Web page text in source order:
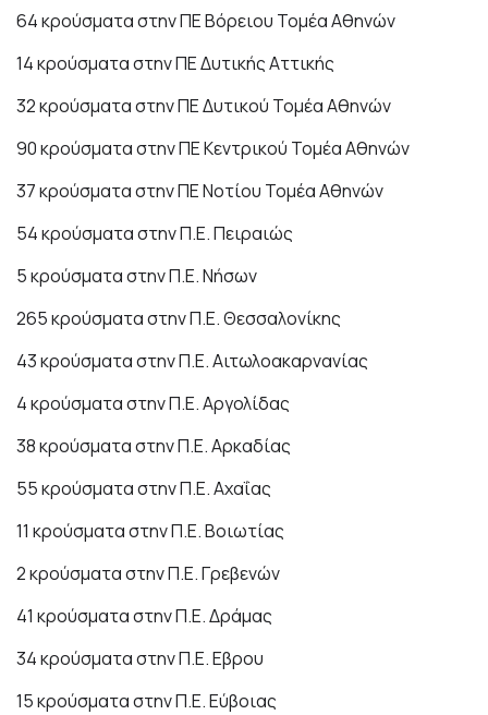
64 κρούσματα στην ΠΕ Βόρειου Τομέα Αθηνών
14 κρούσματα στην ΠΕ Δυτικής Αττικής
32 κρούσματα στην ΠΕ Δυτικού Τομέα Αθηνών
90 κρούσματα στην ΠΕ Κεντρικού Τομέα Αθηνών
37 κρούσματα στην ΠΕ Νοτίου Τομέα Αθηνών
54 κρούσματα στην Π.Ε. Πειραιώς
5 κρούσματα στην Π.Ε. Νήσων
265 κρούσματα στην Π.Ε. Θεσσαλονίκης
43 κρούσματα στην Π.Ε. Αιτωλοακαρνανίας
4 κρούσματα στην Π.Ε. Αργολίδας
38 κρούσματα στην Π.Ε. Αρκαδίας
55 κρούσματα στην Π.Ε. Αχαΐας
11 κρούσματα στην Π.Ε. Βοιωτίας
2 κρούσματα στην Π.Ε. Γρεβενών
41 κρούσματα στην Π.Ε. Δράμας
34 κρούσματα στην Π.Ε. Εβρου
15 κρούσματα στην Π.Ε. Εύβοιας